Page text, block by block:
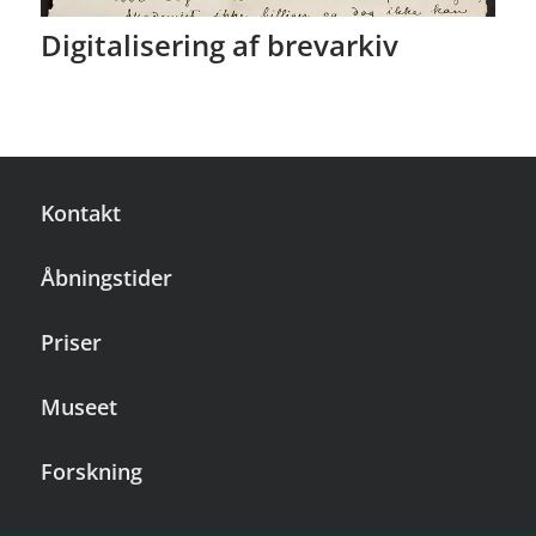
Digitalisering af brevarkiv
Kontakt
Åbningstider
Priser
Museet
Forskning